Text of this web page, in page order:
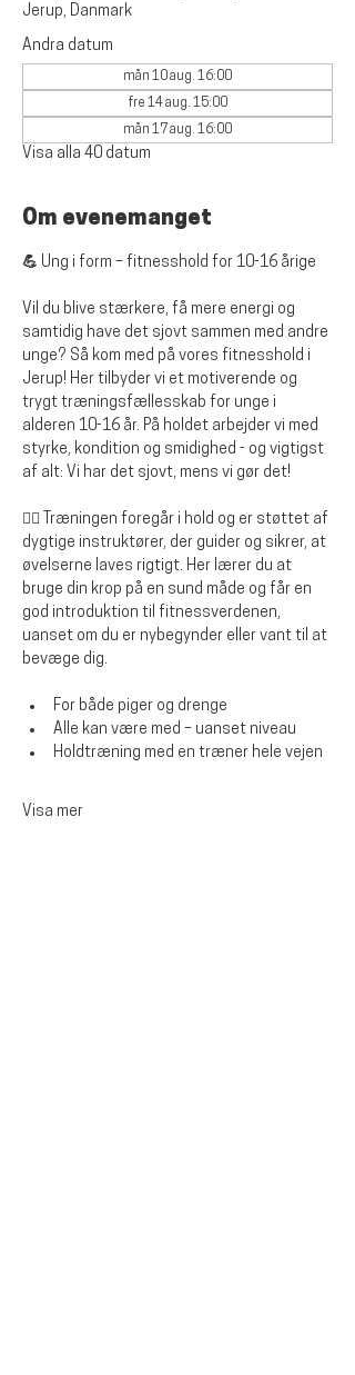
Jerup, Danmark
Andra datum
mån 10 aug. 16:00
fre 14 aug. 15:00
mån 17 aug. 16:00
Visa alla 40 datum
Om evenemanget
💪 Ung i form – fitnesshold for 10-16 årige
Vil du blive stærkere, få mere energi og
samtidig have det sjovt sammen med andre
unge? Så kom med på vores fitnesshold i
Jerup! Her tilbyder vi et motiverende og
trygt træningsfællesskab for unge i
alderen 10-16 år. På holdet arbejder vi med
styrke, kondition og smidighed - og vigtigst
af alt: Vi har det sjovt, mens vi gør det!
🏋️‍♂️ Træningen foregår i hold og er støttet af
dygtige instruktører, der guider og sikrer, at
øvelserne laves rigtigt. Her lærer du at
bruge din krop på en sund måde og får en
god introduktion til fitnessverdenen,
uanset om du er nybegynder eller vant til at
bevæge dig.
For både piger og drenge
Alle kan være med – uanset niveau
Holdtræning med en træner hele vejen
Visa mer